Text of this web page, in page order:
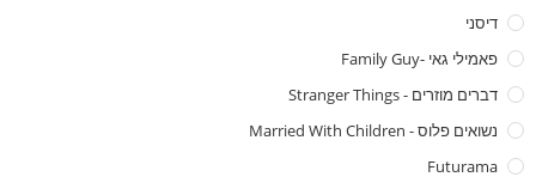
דיסני
פאמילי גאי -family Guy
דברים מוזרים - Stranger Things
נשואים פלוס - Married With Children
Futurama